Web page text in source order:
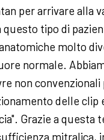
per arrivare alla
questo tipo di
molto
normale.
non convenzionali
delle clip
Grazie a questa
mitralica,